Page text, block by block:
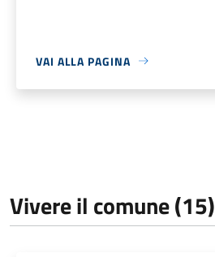
VAI ALLA PAGINA
Vivere il comune (15)